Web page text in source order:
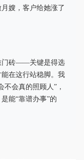
嫂，客户给她涨了
门砖——关键是得选
在这行站稳脚。我
会真的照顾人”，
能“靠谱办事”的